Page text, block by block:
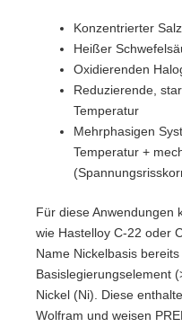
Konzentrierter
Heißer
Oxidierenden
Reduzierende,
Temperatur
Mehrphasigen
Temperatur +
Für diese Anwendungen
wie Hastelloy C-22 oder
Name Nickelbasis
Basislegierungselement
Nickel (Ni). Diese
Wolfram und weisen